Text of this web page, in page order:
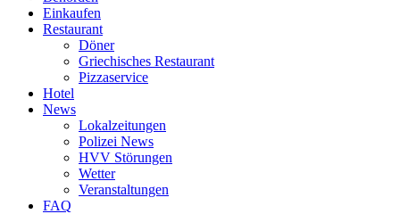
Einkaufen
Restaurant
Döner
Griechisches Restaurant
Pizzaservice
Hotel
News
Lokalzeitungen
Polizei News
HVV Störungen
Wetter
Veranstaltungen
FAQ